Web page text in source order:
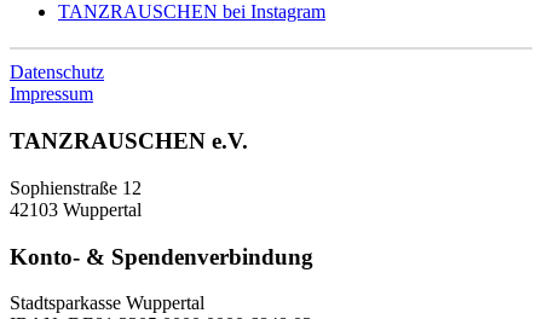
TANZRAUSCHEN bei Instagram
Datenschutz
Impressum
TANZRAUSCHEN e.V.
Sophienstraße 12
42103 Wuppertal
Konto- & Spendenverbindung
Stadtsparkasse Wuppertal